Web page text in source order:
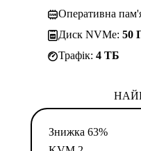
Оперативна
Диск NVMe: 50
Трафік: 4 TБ
Знижка 63%